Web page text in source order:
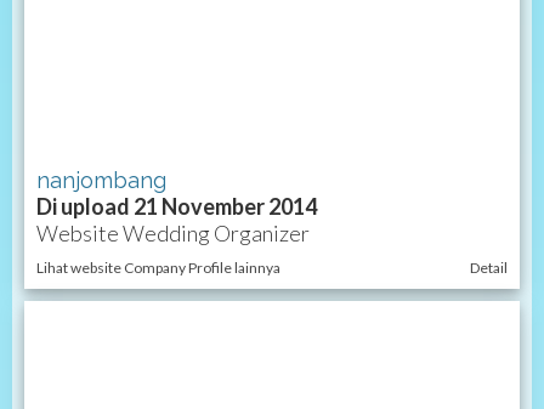
nanjombang
Di upload 21 November 2014
Website Wedding Organizer
Lihat website Company Profile lainnya Detail